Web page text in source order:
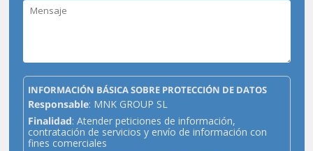
INFORMACIÓN BÁSICA SOBRE PROTECCIÓN DE DATOS
Responsable: MNK GROUP SL
Finalidad: Atender peticiones de información,
contratación de servicios y envío de información con
fines comerciales